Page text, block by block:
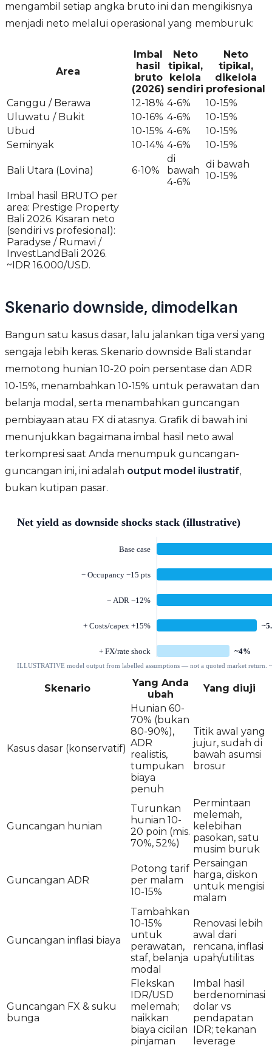
mengambil setiap angka bruto ini dan mengikisnya
menjadi neto melalui operasional yang memburuk:
Area
Imbal
hasil
bruto
(2026)
Neto
tipikal,
kelola
sendiri
Neto
tipikal,
dikelola
profesional
Canggu / Berawa
12-18% 4-6%
10-15%
Uluwatu / Bukit
10-16% 4-6%
10-15%
Ubud
10-15% 4-6%
10-15%
Seminyak
10-14% 4-6% 10-15%
Bali Utara (Lovina) 6-10%
di
bawah
4-6%
di bawah
10-15%
Imbal hasil BRUTO per
area: Prestige Property
Bali 2026. Kisaran neto
(sendiri vs profesional):
Paradyse / Rumavi /
InvestLandBali 2026.
~IDR 16.000/USD.
Skenario downside, dimodelkan
Bangun satu kasus dasar, lalu jalankan tiga versi yang
sengaja lebih keras. Skenario downside Bali standar
memotong hunian 10-20 poin persentase dan ADR
10-15%, menambahkan 10-15% untuk perawatan dan
belanja modal, serta menambahkan guncangan
pembiayaan atau FX di atasnya. Grafik di bawah ini
menunjukkan bagaimana imbal hasil neto awal
terkompresi saat Anda menumpuk guncangan-
guncangan ini, ini adalah output model ilustratif,
bukan kutipan pasar.
Skenario
Yang Anda
ubah
Yang diuji
Kasus dasar (konservatif)
Hunian 60-
70% (bukan
80-90%),
ADR
realistis,
tumpukan
biaya
penuh
Titik awal yang
jujur, sudah di
bawah asumsi
brosur
Guncangan hunian
Turunkan
hunian 10-
20 poin (mis.
70%, 52%)
Permintaan
melemah,
kelebihan
pasokan, satu
musim buruk
Guncangan ADR
Potong tarif
per malam
10-15%
Persaingan
harga, diskon
untuk mengisi
malam
Guncangan inflasi biaya
Tambahkan
10-15%
untuk
perawatan,
staf, belanja
modal
Renovasi lebih
awal dari
rencana, inflasi
upah/utilitas
Guncangan FX & suku
bunga
Flekskan
IDR/USD
melemah;
naikkan
biaya cicilan
pinjaman
Imbal hasil
berdenominasi
dolar vs
pendapatan
IDR; tekanan
leverage